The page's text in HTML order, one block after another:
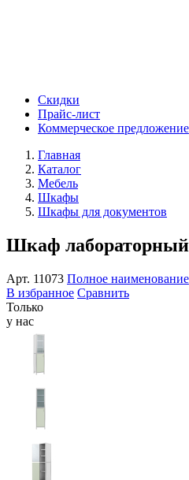
Скидки
Прайс-лист
Коммерческое предложение
Главная
Каталог
Мебель
Шкафы
Шкафы для документов
Шкаф
Арт. 11073 Полное наименование
В избранное Сравнить
Только
у нас